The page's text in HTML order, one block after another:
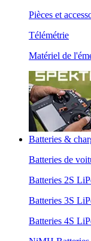
Pièces et
Télémétrie
Matériel de
Batteries &
Batteries de
Batteries 2S
Batteries 3S
Batteries 4S